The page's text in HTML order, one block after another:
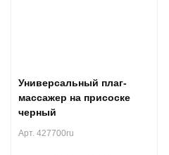
Универсальный плаг-
массажер на присоске
черный
Арт. 427700ru